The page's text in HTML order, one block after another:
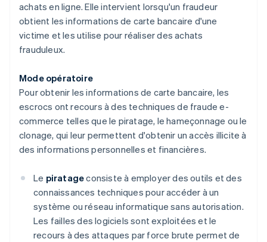
achats en ligne. Elle intervient lorsqu'un fraudeur
obtient les informations de carte bancaire d'une
victime et les utilise pour réaliser des achats
frauduleux.
Mode opératoire
Pour obtenir les informations de carte bancaire, les
escrocs ont recours à des techniques de fraude e-
commerce telles que le piratage, le hameçonnage ou le
clonage, qui leur permettent d'obtenir un accès illicite à
des informations personnelles et financières.
Le piratageconsiste à employer des outils et des
connaissances techniques pour accéder à un
système ou réseau informatique sans autorisation.
Les failles des logiciels sont exploitées et le
recours à des attaques par force brute permet de